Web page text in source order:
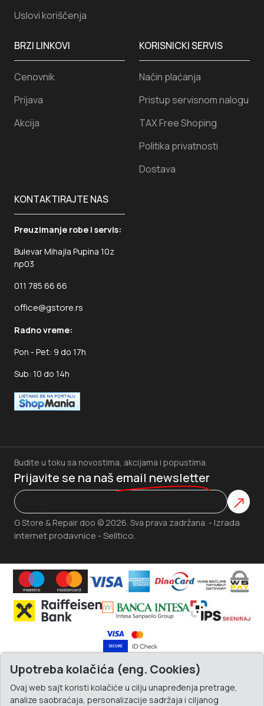
KORISNICKI SERVIS
Način plaćanja
Pristup servisnom nalogu
TAX Free Shoping
Politika privatnosti
Dostava
Uslovi koriščenja
KONTAKTIRAJTE NAS
Preuzimanje robe i servis:
Bulevar Mihajla Pupina 10z
np03
011 785 66 66
office@gstore.rs
Radno vreme:
Pon - Pet: 9 do 17h
Sub: 10 do 14h
BRZI LINKOVI
Cenovnik
Prijava
Akcija
G Store & Repair doo © 2026. Sva prava zadržana. - Izrada
internet prodavnice - Selltico.
Budite u toku sa novostima, akcijama i popustima.
Prijavite se na naš email newsletter
Upotreba kolačića (eng. Cookies)
Ovaj web sajt koristi kolačiće u cilju unapređenja pretrage,
analize saobraćaja, personalizacije sadržaja i ciljanog